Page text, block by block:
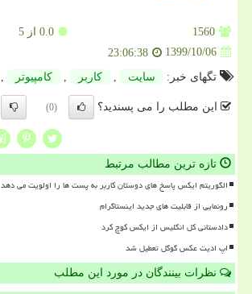
1560
0.0 از 5
1399/10/06
23:06:38
تگهای خبر:
سایت كاربر كامپیوتر
این مطلب را می پسندید؟ (0)
تازه ترین مطالب مرتبط
الگوریتم ایکس پاسخ های دوستان کاربر به پست ها را اولویت می دهد
رونمایی از قابلیت های جدید اینستاگرام
دادستانی کل انگلیس از ایکس کوچ کرد
اپ ادیت عکس گوگل تعطیل شد
نظرات بینندگان در مورد این مطلب